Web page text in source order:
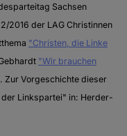
Sachsen
2016 der LAG Christinnen
"Christen, die Linke
"Wir brauchen
. Zur Vorgeschichte dieser
Linkspartei" in: Herder-